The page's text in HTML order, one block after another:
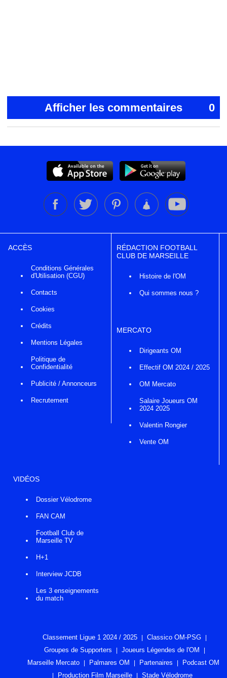
Afficher les commentaires 0
ACCÈS
Conditions Générales
d'Utilisation (CGU)
Contacts
Cookies
Crédits
Mentions Légales
Politique de
Confidentialité
Publicité / Annonceurs
Recrutement
RÉDACTION FOOTBALL
CLUB DE MARSEILLE
Histoire de l'OM
Qui sommes nous ?
MERCATO
Dirigeants OM
Effectif OM 2024 / 2025
OM Mercato
Salaire Joueurs OM
2024 2025
Valentin Rongier
Vente OM
VIDÉOS
Dossier Vélodrome
FAN CAM
Football Club de
Marseille TV
H+1
Interview JCDB
Les 3 enseignements
du match
Classement Ligue 1 2024 / 2025
Classico OM-PSG
Groupes de Supporters
Joueurs Légendes de l'OM
Marseille Mercato
Palmares OM Partenaires
Podcast OM
Production Film Marseille
Stade Vélodrome